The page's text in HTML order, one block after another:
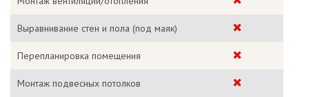
Выравнивание стен и пола (под маяк)
Перепланировка помещения
Монтаж подвесных потолков